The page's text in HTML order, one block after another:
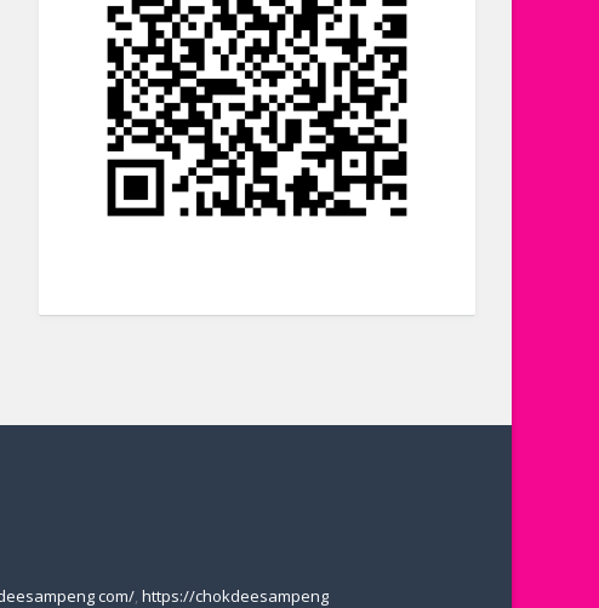
com/, https://chokdeesampeng